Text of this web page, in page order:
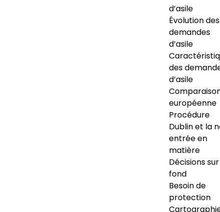
d’asile
Évolution des
demandes
d’asile
des
d’asile
européenne
Procédure
Dublin et la
entrée en
matière
Décisions
fond
Besoin de
protection